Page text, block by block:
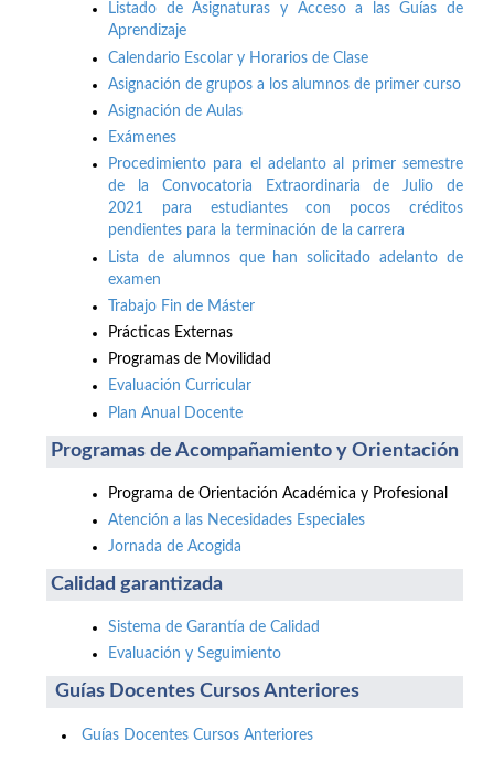
Listado de Asignaturas y Acceso a las Guías de
Aprendizaje
Calendario Escolar y Horarios de Clase
Asignación de grupos a los alumnos de primer curso
Asignación de Aulas
Exámenes
Procedimiento para el adelanto al primer semestre
de la Convocatoria Extraordinaria de Julio de
2021 para estudiantes con pocos créditos
pendientes para la terminación de la carrera
Lista de alumnos que han solicitado adelanto de
examen
Trabajo Fin de Máster
Prácticas Externas
Programas de Movilidad
Evaluación Curricular
Plan Anual Docente
Programas de Acompañamiento y Orientación
Programa de Orientación Académica y Profesional
Atención a las Necesidades Especiales
Jornada de Acogida
Calidad garantizada
Sistema de Garantía de Calidad
Evaluación y Seguimiento
Guías Docentes Cursos Anteriores
Guías Docentes Cursos Anteriores